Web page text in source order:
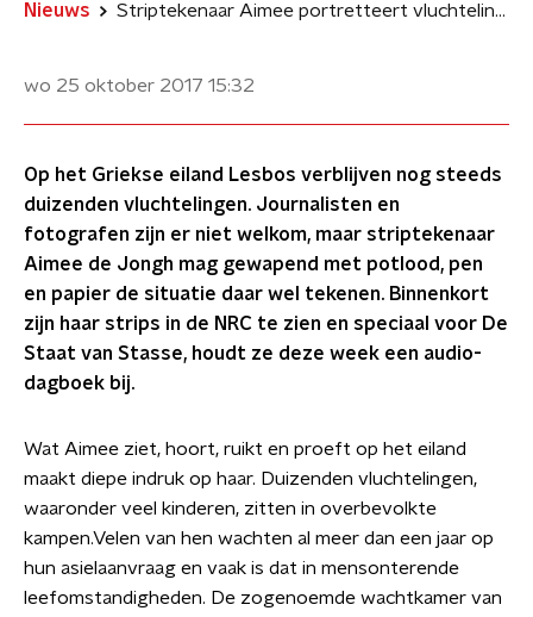
Nieuws Striptekenaar Aimee portretteert vluchtelingen op Lesbos
wo 25 oktober 2017 15:32
Op het Griekse eiland Lesbos verblijven nog steeds
duizenden vluchtelingen. Journalisten en
fotografen zijn er niet welkom, maar striptekenaar
Aimee de Jongh mag gewapend met potlood, pen
en papier de situatie daar wel tekenen. Binnenkort
zijn haar strips in de NRC te zien en speciaal voor De
Staat van Stasse, houdt ze deze week een audio-
dagboek bij.
Wat Aimee ziet, hoort, ruikt en proeft op het eiland
maakt diepe indruk op haar. Duizenden vluchtelingen,
waaronder veel kinderen, zitten in overbevolkte
kampen.Velen van hen wachten al meer dan een jaar op
hun asielaanvraag en vaak is dat in mensonterende
leefomstandigheden. De zogenoemde wachtkamer van